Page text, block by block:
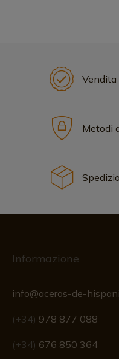
Metodi
Informazione
info@aceros-de-
(+34) 978 877 088
(+34) 676 850 364